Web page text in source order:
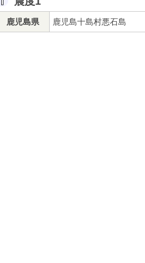
鹿児島県 鹿児島十島村悪石島